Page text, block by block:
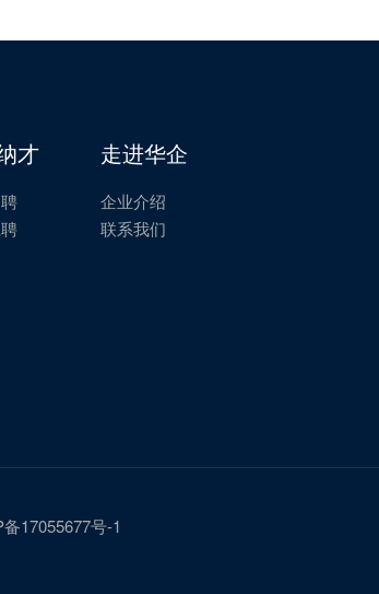
才 走进华企
企业介绍
联系我们
17055677号-1